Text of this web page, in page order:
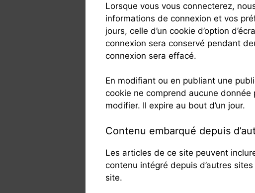
Lorsque vous vous connecterez,
informations de connexion et vos
jours, celle d’un cookie d’option
connexion sera conservé pendant
connexion sera effacé.
En modifiant ou en publiant une
cookie ne comprend aucune donnée
modifier. Il expire au bout d’un jour.
Contenu embarqué depuis
Les articles de ce site peuvent
contenu intégré depuis d’autres
site.